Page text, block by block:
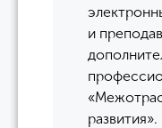
и
развития».